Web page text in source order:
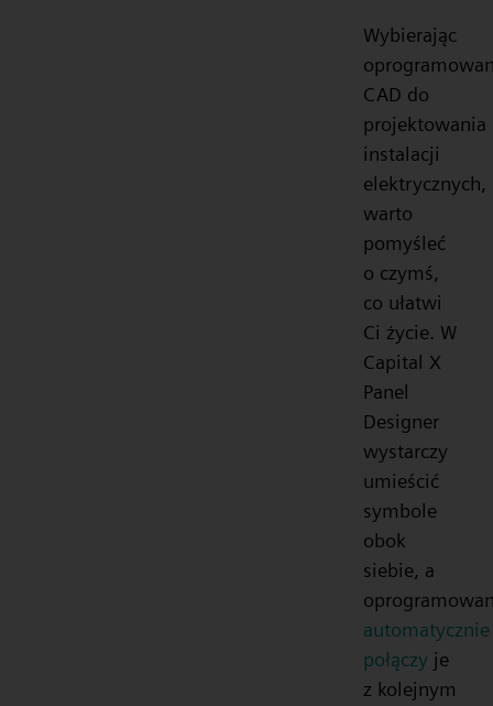
Wybierając
CAD do
projektowania
instalacji
elektrycznych,
warto
pomyśleć
o czymś,
co ułatwi
Ci życie. W
Capital X
Panel
Designer
wystarczy
umieścić
symbole
obok
siebie, a
automatycznie
połączy je
z kolejnym